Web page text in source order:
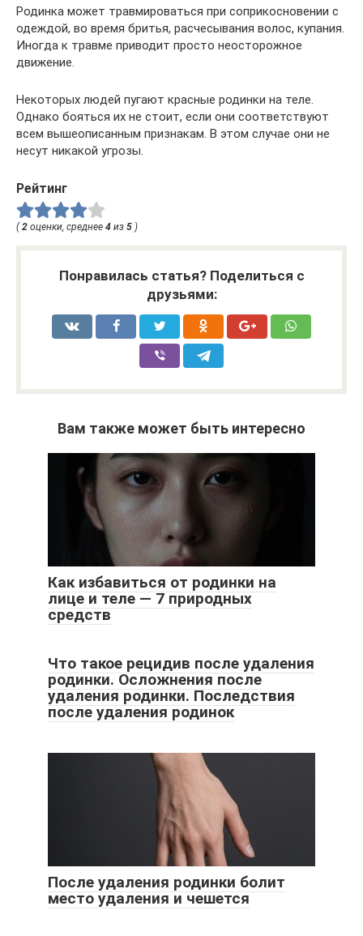
Родинка может травмироваться при соприкосновении с
одеждой, во время бритья, расчесывания волос, купания.
Иногда к травме приводит просто неосторожное
движение.
Некоторых людей пугают красные родинки на теле.
Однако бояться их не стоит, если они соответствуют
всем вышеописанным признакам. В этом случае они не
несут никакой угрозы.
Рейтинг
( 2 оценки, среднее 4 из 5 )
Понравилась статья? Поделиться с
друзьями:
Вам также может быть интересно
Как избавиться от родинки на
лице и теле — 7 природных
средств
Что такое рецидив после удаления
родинки. Осложнения после
удаления родинки. Последствия
после удаления родинок
После удаления родинки болит
место удаления и чешется